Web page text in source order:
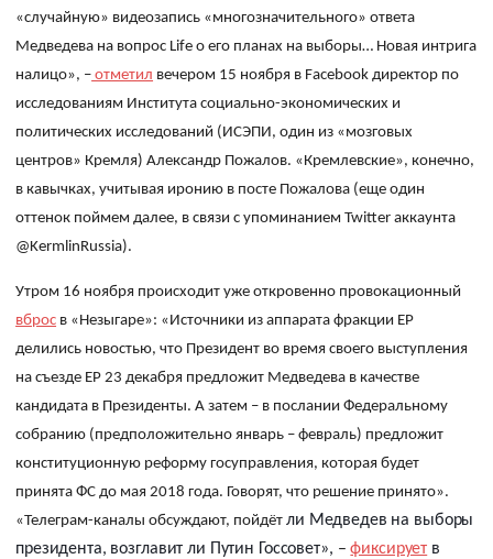
«случайную» видеозапись «многозначительного» ответа
Медведева на вопрос Lifeо его планах на выборы… Новая интрига
налицо», – отметил вечером 15 ноября в Facebook директор по
исследованиям Институтасоциально-экономических и
политических исследований (ИСЭПИ, один из «мозговых
центров» Кремля) Александр Пожалов. «Кремлевские», конечно,
в кавычках, учитывая иронию в посте Пожалова (еще один
оттенок поймем далее, в связи с упоминаниемTwitter аккаунта
@KermlinRussia).
Утром 16 ноября происходит уже откровенно провокационный
вброс в «Незыгаре»: «Источники из аппарата фракции ЕР
делились новостью, что Президент во время своего выступления
на съезде ЕР 23 декабря предложит Медведева в качестве
кандидата в Президенты. А затем – в послании Федеральному
собранию (предположительно январь – февраль) предложит
конституционную реформу госуправления, которая будет
принята ФС до мая 2018 года. Говорят, что решение принято».
«Телеграм-каналы обсуждают, пойдётли Медведев на выборы
президента, возглавит ли Путин Госсовет», – фиксирует в